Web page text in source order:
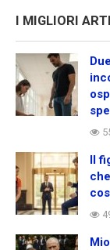
I MIGLIORI
Il